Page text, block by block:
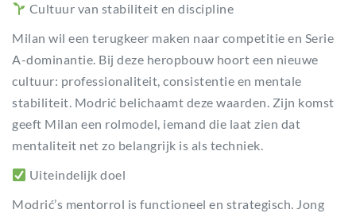
Cultuur van stabiliteit en discipline
Milan wil een terugkeer maken naar competitie en Serie
A-dominantie. Bij deze heropbouw hoort een nieuwe
cultuur: professionaliteit, consistentie en mentale
stabiliteit. Modrić belichaamt deze waarden. Zijn komst
geeft Milan een rolmodel, iemand die laat zien dat
mentaliteit net zo belangrijk is als techniek.
Uiteindelijk doel
Modrić’s mentorrol is functioneel en strategisch. Jong